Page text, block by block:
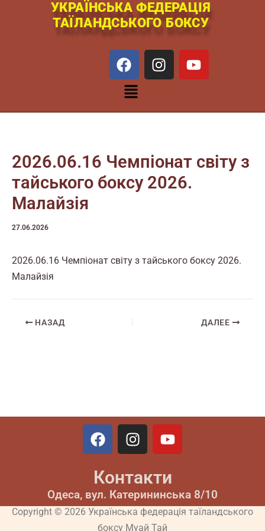
УКРАЇНСЬКА ФЕДЕРАЦІЯ
ТАЇЛАНДСЬКОГО БОКСУ
a
c
e
b
o
n
s
g
m
o
u
b
Меню
2026.06.16 Чемпіонат світу з
тайського боксу 2026.
Малайзія
27.06.2026
2026.06.16 Чемпіонат світу з тайського боксу 2026.
Малайзія
НАЗАД ДАЛЕЕ
F
a
e
b
o
o
I
n
t
a
g
r
Y
o
t
u
b
e
Контакти
Одеса, вул. Катерининська 8/10
Copyright © 2026 Українська федерація таїландського
боксу Муай Тай